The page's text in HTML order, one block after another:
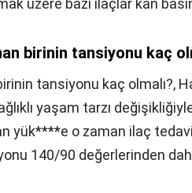
üzere bazı ilaçlar kan
birinin tansiyonu kaç
tansiyonu kaç olmalı?,
yaşam tarzı
yük****e o zaman ilaç
140/90 değerlerinden